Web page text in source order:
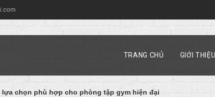
TRANG CHỦ GIỚI THIỆU
lựa chọn phù hợp cho phòng tập gym hiện đại